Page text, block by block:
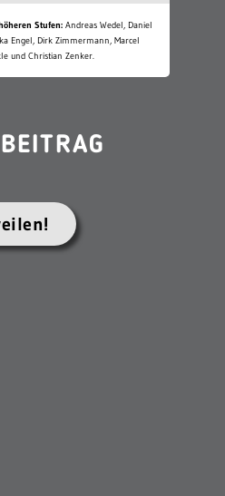
Stufen: Andreas Wedel, Daniel
Engel, Dirk Zimmermann, Marcel
und Christian Zenker.